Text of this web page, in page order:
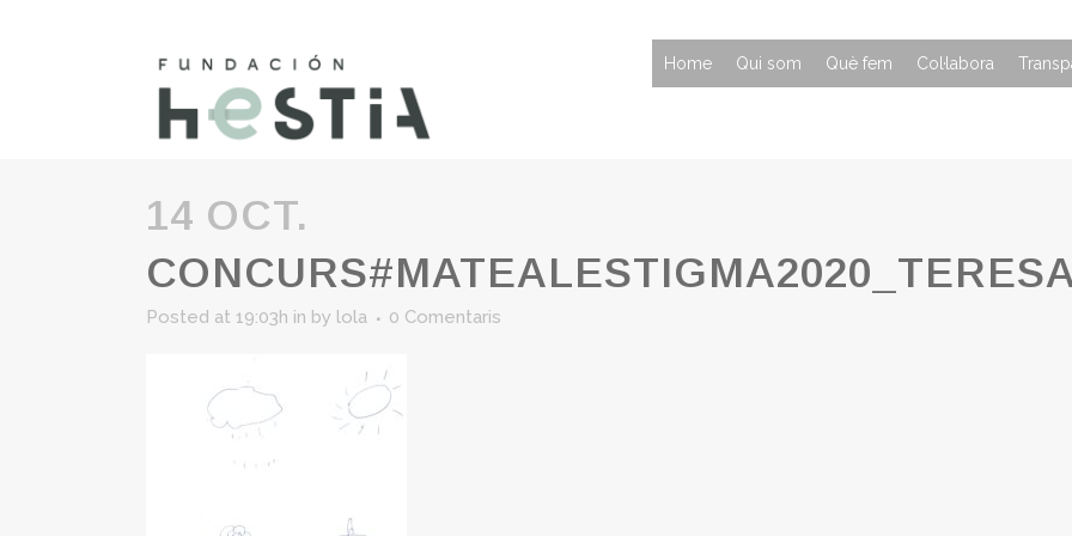
Home Qui som Què fem Col·labora
14 OCT.
Posted at 19:03h in by lola 0 Comentaris